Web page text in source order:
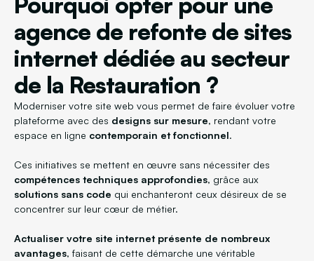
agence de refonte de sites
internet dédiée au secteur
de la Restauration ?
Moderniser votre site web vous permet de faire évoluer votre
plateforme avec des designs sur mesure, rendant votre
espace en ligne contemporain et fonctionnel.
Ces initiatives se mettent en œuvre sans nécessiter des
compétences techniques approfondies, grâce aux
solutions sans code qui enchanteront ceux désireux de se
concentrer sur leur cœur de métier.
Actualiser votre site internet présente de nombreux
avantages, faisant de cette démarche une véritable